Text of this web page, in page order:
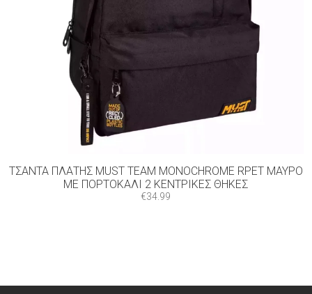
ΤΣΆΝΤΑ ΠΛΆΤΗΣ MUST TEAM MONOCHROME RPET ΜΑΎΡΟ
ΜΕ ΠΟΡΤΟΚΑΛΊ 2 ΚΕΝΤΡΙΚΈΣ ΘΉΚΕΣ
€34.99